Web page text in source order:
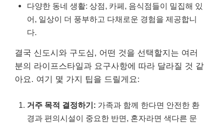
다양한 동네 생활: 상점, 카페, 음식점들이 밀집해 있
어, 일상이 더 풍부하고 다채로운 경험을 제공합니
다.
결국 신도시와 구도심, 어떤 것을 선택할지는 여러
분의 라이프스타일과 요구사항에 따라 달라질 것 같
아요. 여기 몇 가지 팁을 드릴게요:
거주 목적 결정하기: 가족과 함께 한다면 안전한 환
경과 편의시설이 중요한 반면, 혼자라면 색다른 문